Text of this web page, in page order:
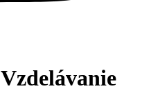
Vzdelávanie